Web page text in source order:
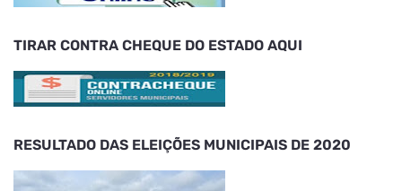
TIRAR CONTRA CHEQUE DO ESTADO AQUI
RESULTADO DAS ELEIÇÕES MUNICIPAIS DE 2020